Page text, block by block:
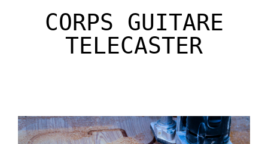
CORPS GUITARE
TELECASTER